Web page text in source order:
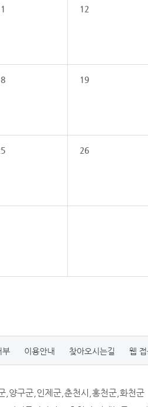
12
19
26
부 이용안내 찾아오시는길 웹
,양구군,인제군,춘천시,홍천군,화천군